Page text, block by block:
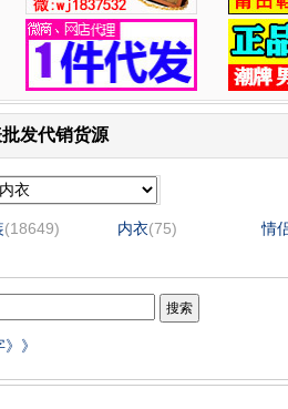
发代销货源
(18649) 内衣(75)
情
》